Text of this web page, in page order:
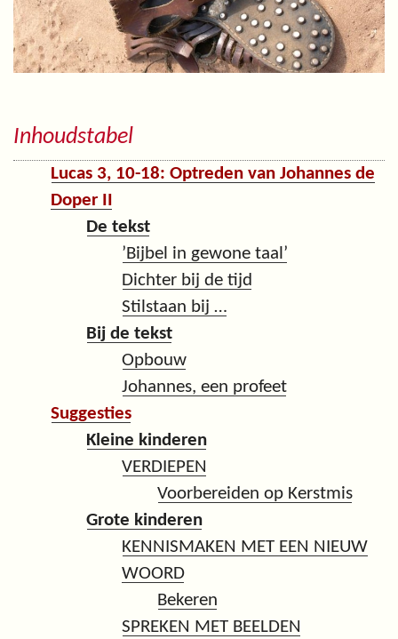
Inhoudstabel
Lucas 3, 10-18: Optreden van Johannes de
Doper II
De tekst
’Bijbel in gewone taal’
Dichter bij de tijd
Stilstaan bij …
Bij de tekst
Opbouw
Johannes, een profeet
Suggesties
Kleine kinderen
VERDIEPEN
Voorbereiden op Kerstmis
Grote kinderen
KENNISMAKEN MET EEN NIEUW
WOORD
Bekeren
SPREKEN MET BEELDEN